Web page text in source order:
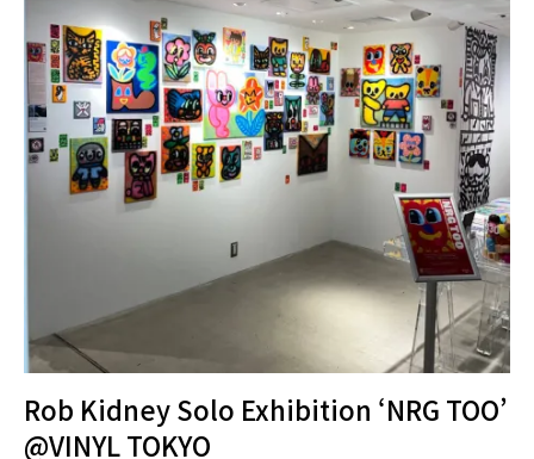
Rob Kidney Solo Exhibition ‘NRG TOO’
@VINYL TOKYO